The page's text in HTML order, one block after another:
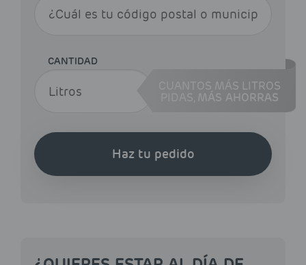
CANTIDAD
CUANTOS MÁS LITROS
MÁS AHORRAS
Haz tu pedido